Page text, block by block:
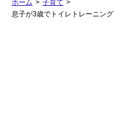
ホーム > 子育て >
息子が3歳でトイレトレーニン